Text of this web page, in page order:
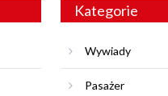
Kategorie
Wywiady
Pasażer